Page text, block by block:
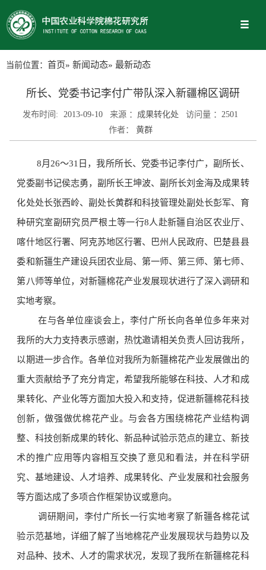
当前位置： 首页» 新闻动态» 最新动态
所长、党委书记李付广带队深入新疆棉区调研
发布时间: 2013-09-10 来源 ： 成果转化处 访问量 ： 2501
作者：
黄群
8月26～31日，我所所长、党委书记李付广，副所长、
党委副书记侯志勇，副所长王坤波、副所长刘金海及成果转
化处处长张西岭、副处长黄群和科技管理处副处长彭军、育
种研究室副研究员严根土等一行8人赴新疆自治区农业厅、
喀什地区行署、阿克苏地区行署、巴州人民政府、巴楚县县
委和新疆生产建设兵团农业局、第一师、第三师、第七师、
第八师等单位，对新疆棉花产业发展现状进行了深入调研和
实地考察。
在与各单位座谈会上，李付广所长向各单位多年来对
我所的大力支持表示感谢，热忱邀请相关负责人回访我所，
以期进一步合作。各单位对我所为新疆棉花产业发展做出的
重大贡献给予了充分肯定，希望我所能够在科技、人才和成
果转化、产业化等方面加大投入和支持，促进新疆棉花科技
创新，做强做优棉花产业。与会各方围绕棉花产业结构调
整、科技创新成果的转化、新品种试验示范点的建立、新技
术的推广应用等内容相互交换了意见和看法，并在科学研
究、基地建设、人才培养、成果转化、产业发展和社会服务
等方面达成了多项合作框架协议或意向。
调研期间，李付广所长一行实地考察了新疆各棉花试
验示范基地，详细了解了当地棉花产业发展现状与趋势以及
对品种、技术、人才的需求状况，发现了我所在新疆棉花科